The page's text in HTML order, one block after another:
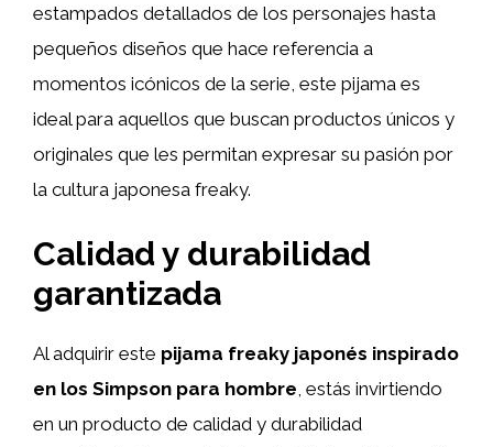
estampados detallados de los personajes hasta
pequeños diseños que hace referencia a
momentos icónicos de la serie, este pijama es
ideal para aquellos que buscan productos únicos y
originales que les permitan expresar su pasión por
la cultura japonesa freaky.
Calidad y durabilidad
garantizada
Al adquirir este pijama freaky japonés inspirado
en los Simpson para hombre, estás invirtiendo
en un producto de calidad y durabilidad